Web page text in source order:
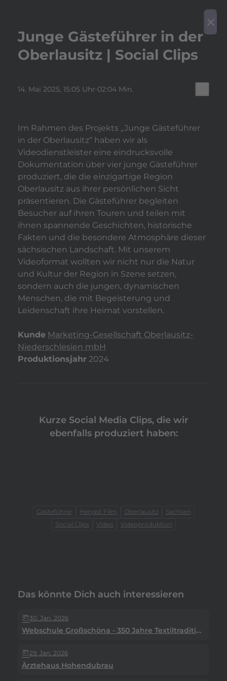
menu
Video
Junge Gästeführer in der
Oberlausitz | Social Clips
14. Mai 2025, 15:05 Uhr 02:04 Min.
Im Rahmen des Projekts „Junge Gästeführer
in der Oberlausitz“ haben wir als
Videodienstleister eine eindrucksvolle
Dokumentation über vier junge Gästeführer
produziert, die die einzigartige Region
Oberlausitz aus ihrer persönlichen Sicht
präsentieren. Die Gästeführer begleiten
Besucher auf ihren Touren und teilen mit
ihnen spannende Geschichten, historische
Fakten und die besondere Atmosphäre dieser
sächsischen Landschaft. Mit unserem
Videoformat wollten wir nicht nur die Natur
und Kultur der Region in Szene setzen,
sondern auch die jungen, dynamischen
Menschen, die mit Begeisterung und
Leidenschaft ihre Heimat vorstellen.
Kunde Marketing-Gesellschaft Oberlausitz-
Niederschlesien mbH
Produktionsjahr 2024
Kurze Social Media Clips, die wir
ebenfalls produziert haben:
Video
Gästeführer Hengst Film Oberlausitz
Sachsen
Social Clips
Video Videoproduktion
Das könnte Dich auch interessieren
today30. Jan. 2026
Webschule Großschöna - 350 Jahre Textiltradition
today29. Jan. 2026
Ärztehaus Hohendubrau
close